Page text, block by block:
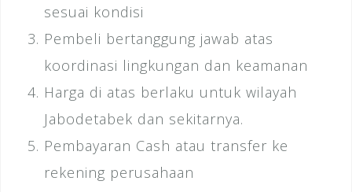
sesuai kondisi
Pembeli bertanggung jawab atas
koordinasi lingkungan dan keamanan
Harga di atas berlaku untuk wilayah
Jabodetabek dan sekitarnya.
Pembayaran Cash atau transfer ke
rekening perusahaan